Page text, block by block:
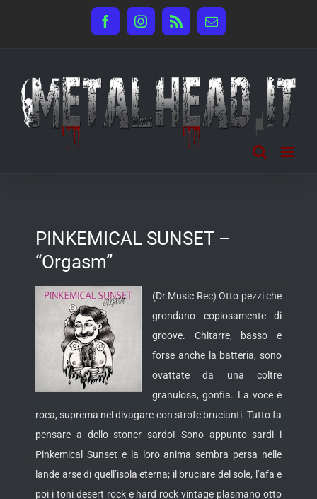
FacebookInstagram
Rss Email
PINKEMICAL SUNSET –
“Orgasm”
(Dr.Music Rec) Otto pezzi che
grondano copiosamente di
groove. Chitarre, basso e
forse anche la batteria, sono
ovattate da una coltre
granulosa, gonfia. La voce è
roca, suprema nel divagare con strofe brucianti. Tutto fa
pensare a dello stoner sardo! Sono appunto sardi i
Pinkemical Sunset e la loro anima sembra persa nelle
lande arse di quell’isola eterna; il bruciare del sole, l’afa e
poi i toni desert rock e hard rock vintage plasmano otto